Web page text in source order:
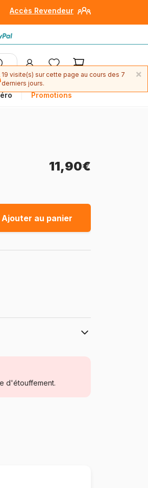
Accès Revendeur
Promotions
11,90€
Ajouter au panier
Fleurs et Jardins
d'étouffement.
×
19 visite(s) sur cette page au cours des 7
derniers jours.